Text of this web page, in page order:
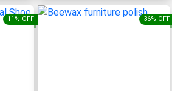
11% OFF 36% OFF